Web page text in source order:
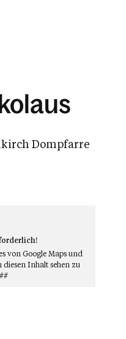
Dompfarre
von Google Mapsund
diesen Inhalt sehen zu